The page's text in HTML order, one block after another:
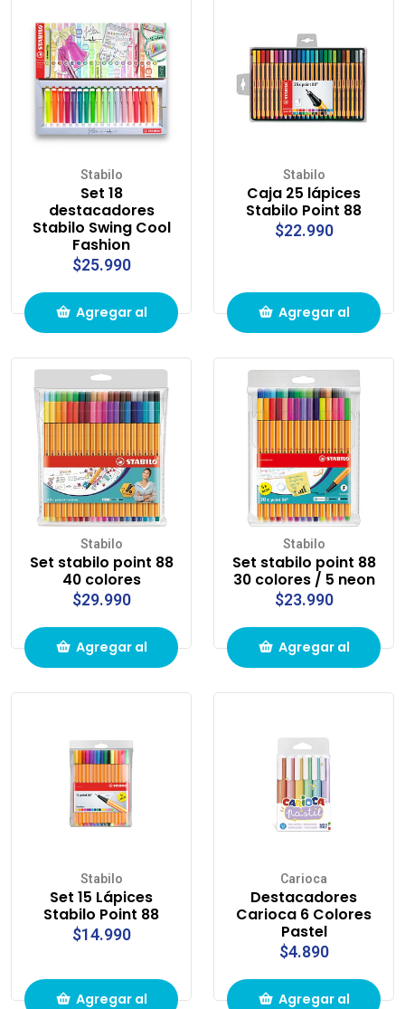
compras
Stabilo
Set 18
destacadores
Stabilo Swing Cool
Fashion
$25.990
Agregar al
compras
Stabilo
Caja 25 lápices
Stabilo Point 88
$22.990
Agregar al
compras
Stabilo
Set stabilo point 88
40 colores
$29.990
Agregar al
Stabilo
Set stabilo point 88
30 colores / 5 neon
$23.990
Agregar al
Stabilo
Set 15 Lápices
Stabilo Point 88
$14.990
Agregar al
Carioca
Destacadores
Carioca 6 Colores
Pastel
$4.890
Agregar al